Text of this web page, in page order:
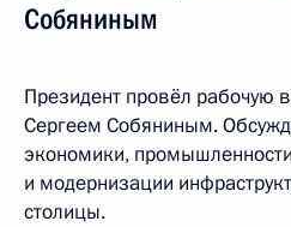
Собяниным
Президент провёл рабочую
Сергеем Собяниным.
экономики,
и модернизации
столицы.